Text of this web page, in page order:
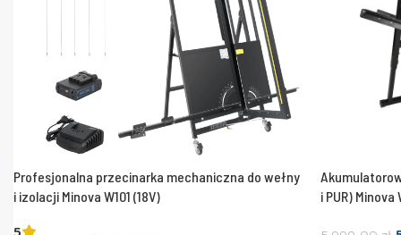
Profesjonalna przecinarka mechaniczna do wełny
i izolacji Minova W101 (18V)
5
i PUR) Minova